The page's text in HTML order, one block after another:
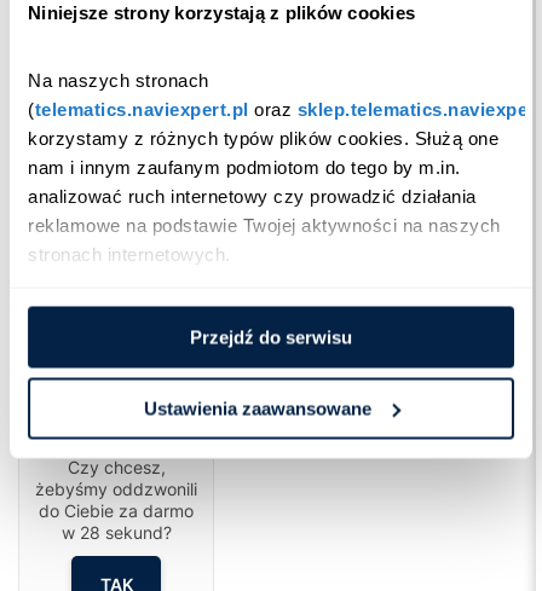
Niniejsze strony korzystają z plików cookies
Na naszych stronach
(telematics.naviexpert.pl oraz
korzystamy z różnych typów plików cookies. Służą one
nam i innym zaufanym podmiotom do tego by m.in.
analizować ruch internetowy czy prowadzić działania
reklamowe na podstawie Twojej aktywności na naszych
stronach internetowych.
Przejdź do serwisu
Ustawienia zaawansowane
Cześć!
Czy chcesz,
żebyśmy oddzwonili
do Ciebie za darmo
w 28 sekund?
TAK